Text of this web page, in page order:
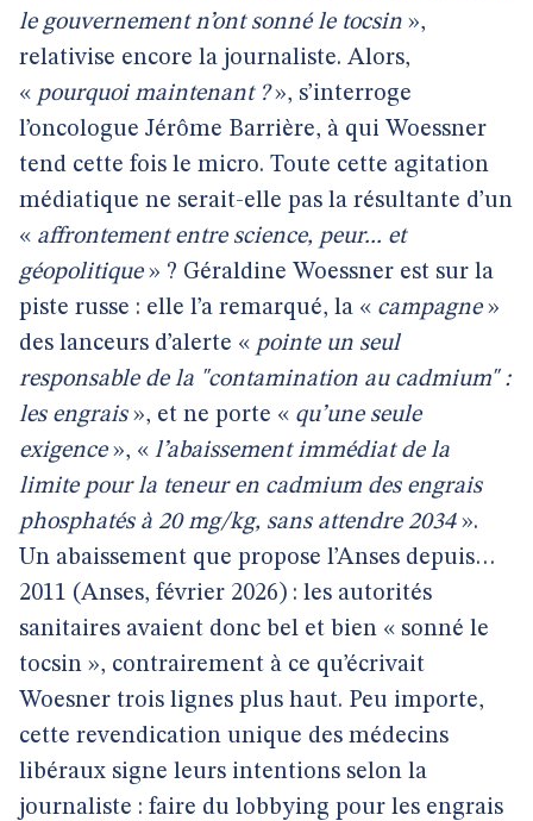
le gouvernement n’ont sonné le tocsin »,
relativise encore la journaliste. Alors,
« pourquoi maintenant ?», s’interroge
l’oncologue Jérôme Barrière, à qui Woessner
tend cette fois le micro. Toute cette agitation
médiatique ne serait-elle pas la résultante d’un
« affrontement entre science, peur... et
géopolitique» ? Géraldine Woessner est sur la
piste russe : elle l’a remarqué, la « campagne»
des lanceurs d’alerte « pointe un seul
responsable de la "contamination au cadmium" :
les engrais», et ne porte « qu’une seule
exigence», « l’abaissement immédiat de la
limite pour la teneur en cadmium des engrais
phosphatés à 20 mg/kg, sans attendre 2034».
Un abaissement que propose l’Anses depuis…
2011 (Anses, février 2026) : les autorités
sanitaires avaient donc bel et bien « sonné le
tocsin », contrairement à ce qu’écrivait
Woesner trois lignes plus haut. Peu importe,
cette revendication unique des médecins
libéraux signe leurs intentions selon la
journaliste : faire du lobbying pour les engrais